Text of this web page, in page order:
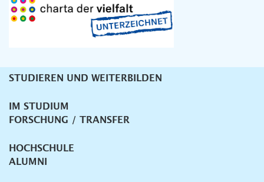
Unternavigation
STUDIEREN UND WEITERBILDEN
IM STUDIUM
FORSCHUNG / TRANSFER
HOCHSCHULE
ALUMNI